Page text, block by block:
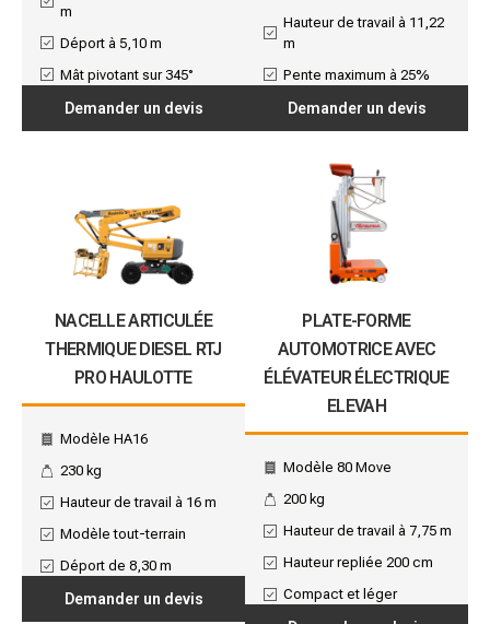
m
Déport à 5,10 m
Mât pivotant sur 345°
Demander un devis
NACELLE ARTICULÉE
THERMIQUE DIESEL RTJ
PRO HAULOTTE
Modèle HA16
230 kg
Hauteur de travail à 16 m
Modèle tout-terrain
Déport de 8,30 m
Demander un devis
Hauteur de travail à 11,22
m
Pente maximum à 25%
Demander un devis
PLATE-FORME
AUTOMOTRICE AVEC
ÉLÉVATEUR ÉLECTRIQUE
ELEVAH
Modèle 80 Move
200 kg
Hauteur de travail à 7,75 m
Hauteur repliée 200 cm
Compact et léger